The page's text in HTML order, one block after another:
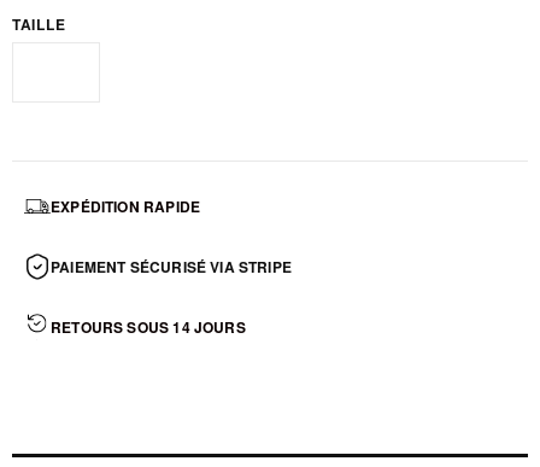
TAILLE
EXPÉDITION RAPIDE
PAIEMENT SÉCURISÉ VIA STRIPE
RETOURS SOUS 14 JOURS